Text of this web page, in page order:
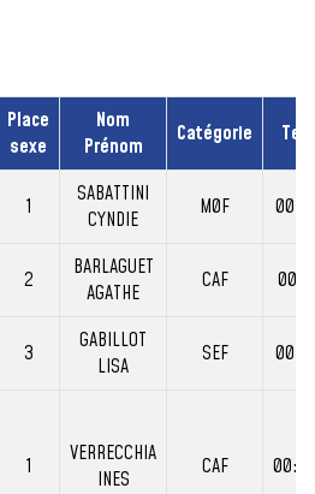
Place
sexe
Nom
Prénom
Catégorie
1
SABATTINI
CYNDIE
M0F
2
BARLAGUET
AGATHE
CAF
3
GABILLOT
LISA
SEF
1
VERRECCHIA
INES
CAF